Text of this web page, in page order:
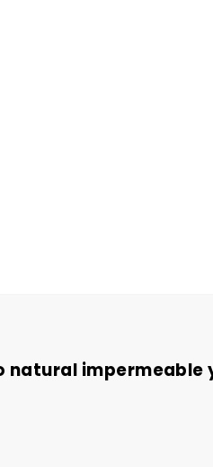
natural